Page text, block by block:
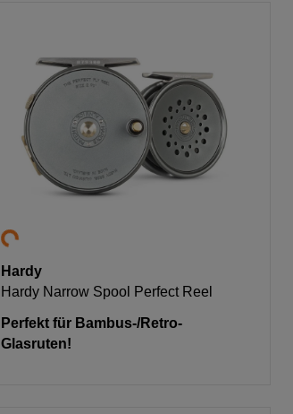
Hardy
Hardy Narrow Spool Perfect Reel
Perfekt für Bambus-/Retro-
Glasruten!